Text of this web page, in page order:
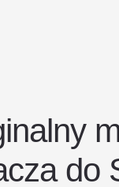
do